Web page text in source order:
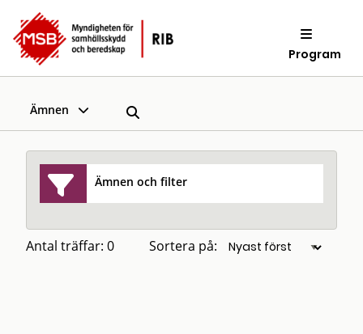
Program
Ämnen
Ämnen och filter
Antal träffar: 0 Sortera på: